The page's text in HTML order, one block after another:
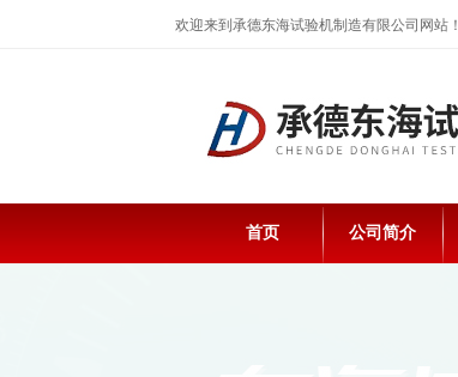
欢迎来到承德东海试验机制造有限公司网站！
首页 公司简介